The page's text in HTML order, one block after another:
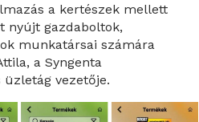
a kertészek mellett
nyújt gazdaboltok,
munkatársai számára
a Syngenta
üzletág vezetője.